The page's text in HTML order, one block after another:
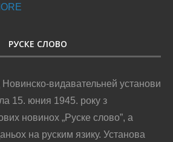
РУСКЕ СЛОВО
Новинско-видавательней установи
15. юния 1945. року з
новинох „Руске слово”, а
на руским язику. Установа